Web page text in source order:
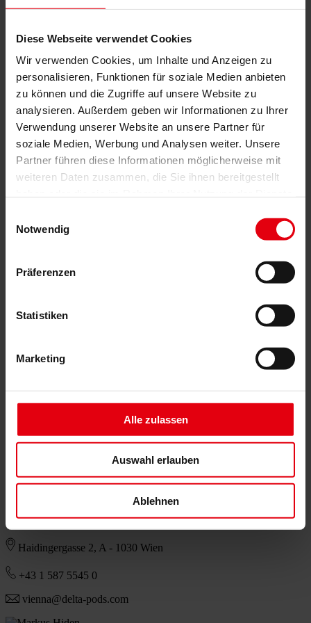
Diese Webseite verwendet Cookies
Wir verwenden Cookies, um Inhalte und Anzeigen zu
personalisieren, Funktionen für soziale Medien anbieten
zu können und die Zugriffe auf unsere Website zu
analysieren. Außerdem geben wir Informationen zu Ihrer
Verwendung unserer Website an unsere Partner für
soziale Medien, Werbung und Analysen weiter. Unsere
Partner führen diese Informationen möglicherweise mit
weiteren Daten zusammen, die Sie ihnen bereitgestellt
Notwendig
Präferenzen
Statistiken
Marketing
Alle zulassen
Auswahl erlauben
Ablehnen
Digitalisierung
Mag. (FH) David Greiner
Geschäftsführer, Finanzen und Rechnungswesen, Controlling
DI Wolfgang Kradischnig
Geschäftsführer, Unternehmenssprecher, Corporate
Communications, Human Potentials, Innovation
Delta Baumanagement GmbH
Haidingergasse 2, A - 1030 Wien
baumanagement@delta.at
Geschäftsführer, Miteigentümer
Delta Pods Architects ZT GmbH
Haidingergasse 2, A - 1030 Wien
+43 1 587 5545 0
vienna@delta-pods.com